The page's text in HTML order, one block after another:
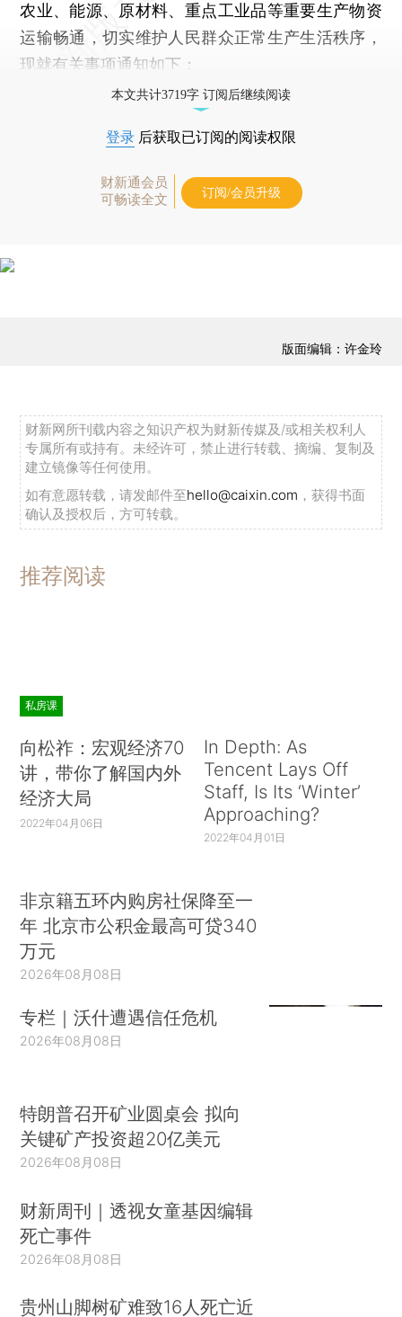
农业、能源、原材料、重点工业品等重要生产物资
运输畅通，切实维护人民群众正常生产生活秩序，
现就有关事项通知如下：
本文共计3719字 订阅后继续阅读
登录 后获取已订阅的阅读权限
财新通会员
可畅读全文
订阅/会员升级
版面编辑：许金玲
财新网所刊载内容之知识产权为财新传媒及/或相关权利人
专属所有或持有。未经许可，禁止进行转载、摘编、复制及
建立镜像等任何使用。
如有意愿转载，请发邮件至hello@caixin.com ，获得书面
确认及授权后，方可转载。
推荐阅读
私房课
向松祚：宏观经济70
讲，带你了解国内外
经济大局
2022年04月06日
In Depth: As
Tencent Lays Off
Staff, Is Its ‘Winter’
Approaching?
2022年04月01日
非京籍五环内购房社保降至一
年 北京市公积金最高可贷340
万元
2026年08月08日
专栏｜沃什遭遇信任危机
2026年08月08日
特朗普召开矿业圆桌会 拟向
关键矿产投资超20亿美元
2026年08月08日
财新周刊｜透视女童基因编辑
死亡事件
2026年08月08日
贵州山脚树矿难致16人死亡近